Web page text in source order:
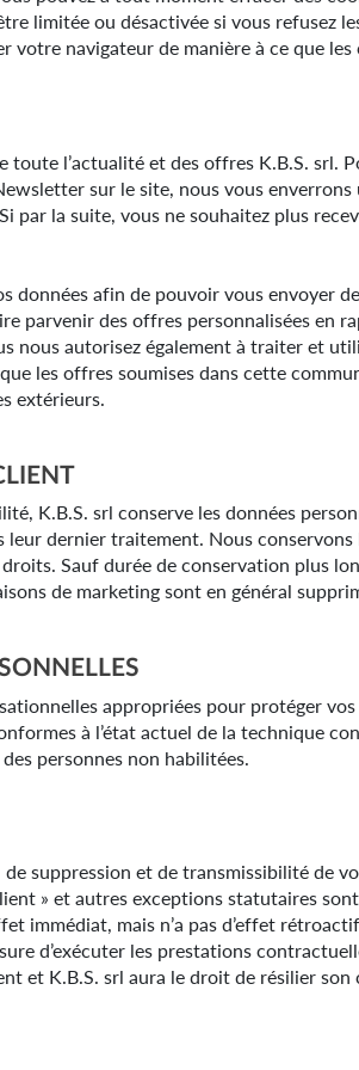
limitée ou désactivée si vous refusez
votre navigateur de manière à ce que
toute l’actualité et des offres K.B.S.
sur le site, nous vous
par la suite, vous ne souhaitez plus
données afin de pouvoir vous envoyer
parvenir des offres personnalisées en
autorisez également à traiter et
les offres soumises dans cette
extérieurs.
K.B.S. srl conserve les données
dernier traitement. Nous conservons
Sauf durée de conservation plus
de marketing sont en général
appropriées pour protéger
à l’état actuel de la technique
personnes non habilitées.
de suppression et de transmissibilité de
» et autres exceptions statutaires
immédiat, mais n’a pas d’effet
d’exécuter les prestations
et K.B.S. srl aura le droit de résilier son